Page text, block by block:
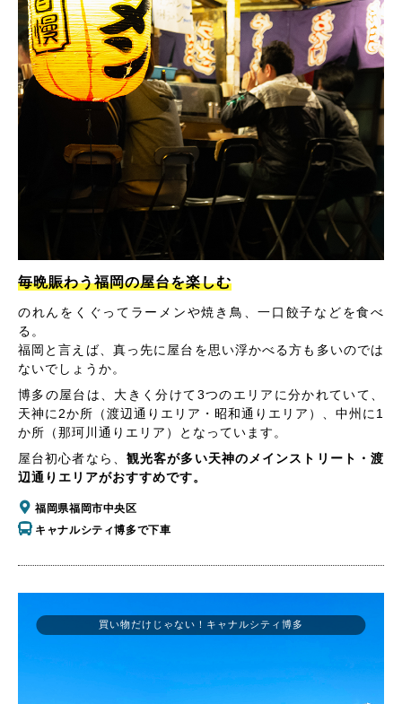
毎晩賑わう福岡の屋台を楽しむ
のれんをくぐってラーメンや焼き鳥、一口餃子などを食べ
る。
福岡と言えば、真っ先に屋台を思い浮かべる方も多いのでは
ないでしょうか。
博多の屋台は、大きく分けて3つのエリアに分かれていて、
天神に2か所（渡辺通りエリア・昭和通りエリア）、中州に1
か所（那珂川通りエリア）となっています。
屋台初心者なら、 観光客が多い天神のメインストリート・渡
辺通りエリアがおすすめです。
福岡県福岡市中央区
キャナルシティ博多で下車
買い物だけじゃない！キャナルシティ博多